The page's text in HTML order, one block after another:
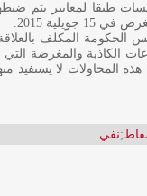
طبقا لمعايير يتم
جويلية 2015.
الحكومة المكلف بالعلاقة
الكاذبة والمغرضة
هذه المحاولات لا يستفيد
;نفي